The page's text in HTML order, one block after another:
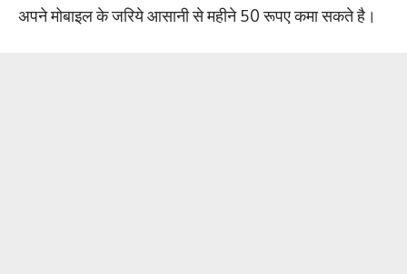
अपने मोबाइल के जरिये आसानी से महीने 50 रूपए कमा सकते है।